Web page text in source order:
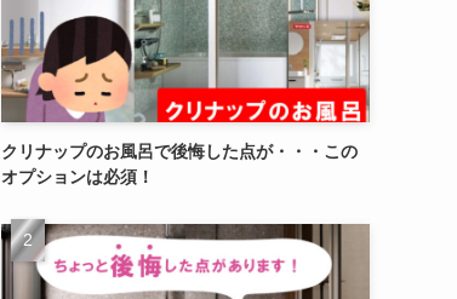
クリナップのお風呂で後悔した点が・・・この
オプションは必須！